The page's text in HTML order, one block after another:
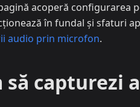
acoperă configurarea
în fundal și sfaturi
audio prin microfon.
să capturezi